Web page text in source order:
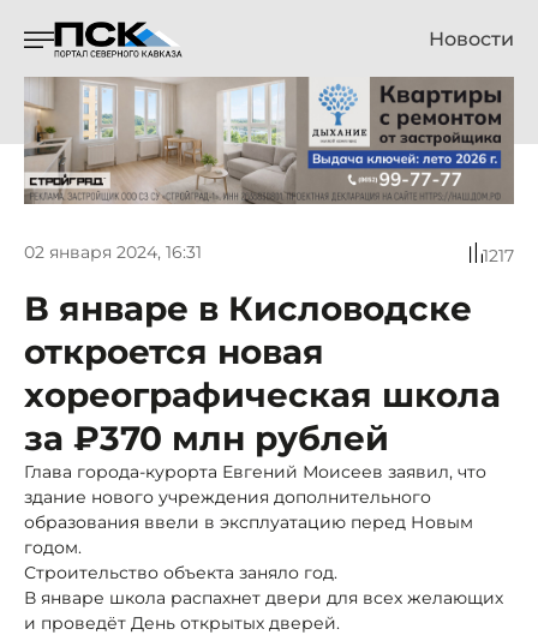
Новости
02 января 2024, 16:31 1217
В январе в Кисловодске
откроется новая
хореографическая школа
за ₽370 млн рублей
Глава города-курорта Евгений Моисеев заявил, что
здание нового учреждения дополнительного
образования ввели в эксплуатацию перед Новым
годом.
Строительство объекта заняло год.
В январе школа распахнет двери для всех желающих
и проведёт День открытых дверей.